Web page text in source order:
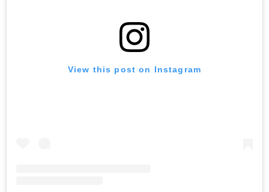
View this post on Instagram